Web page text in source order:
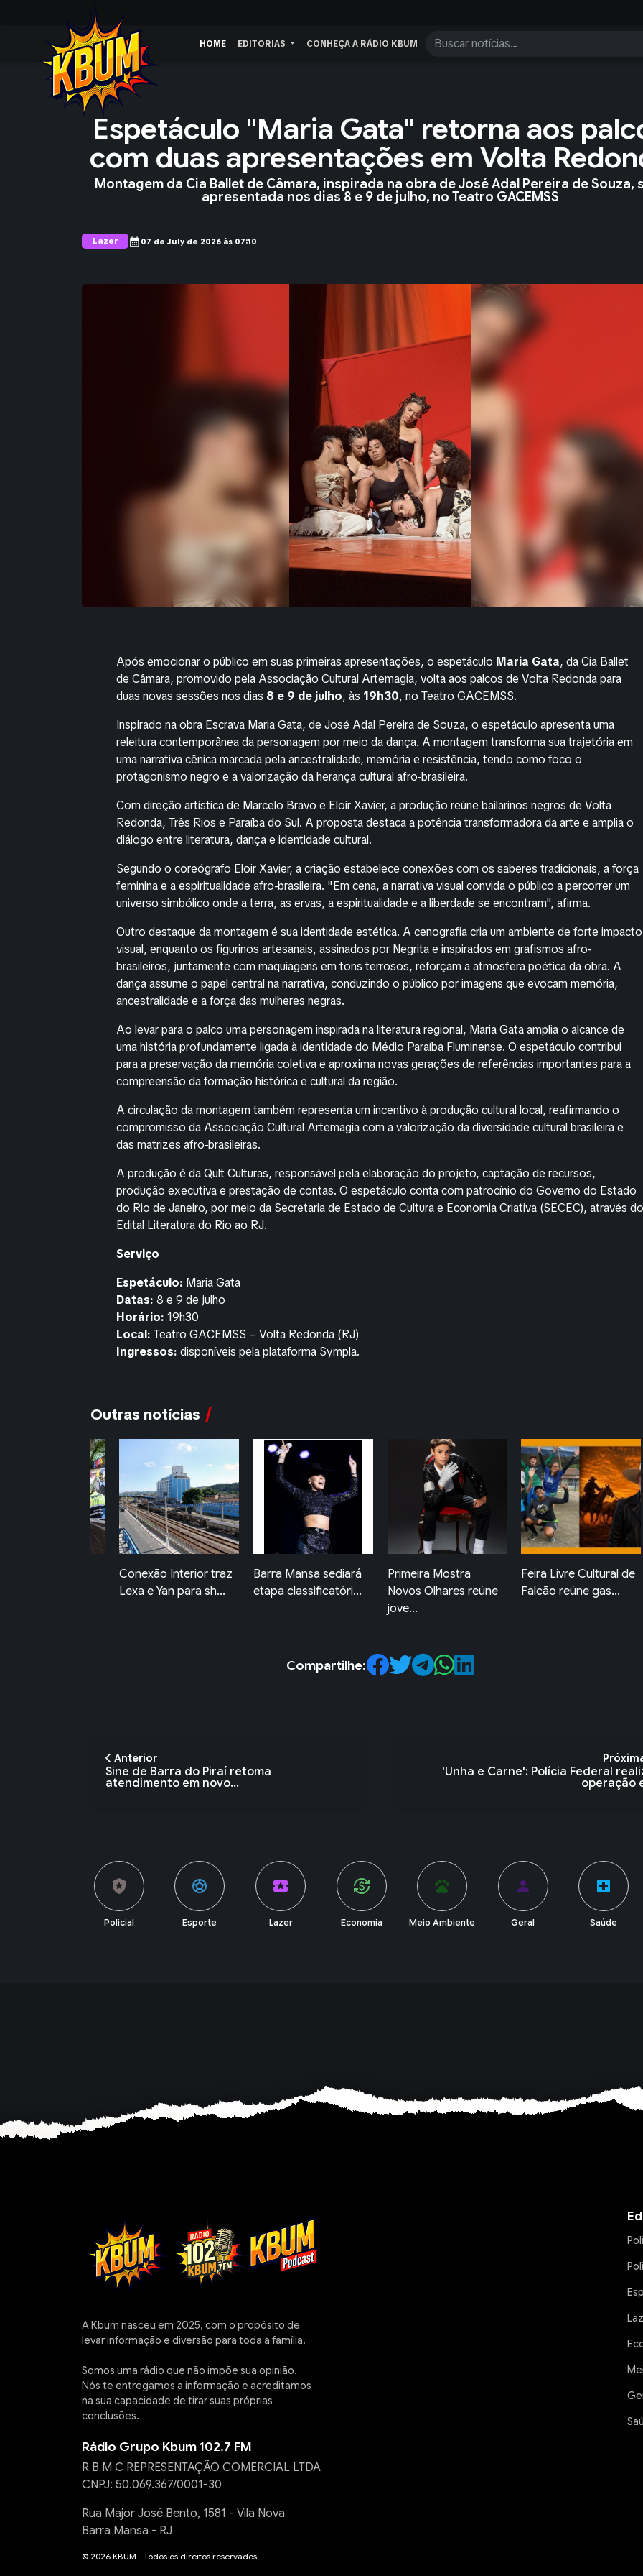
HOME EDITORIAS CONHEÇA A RÁDIO KBUM
Espetáculo "Maria Gata" retorna aos
com duas apresentações em Volta
Montagem da Cia Ballet de Câmara, inspirada na obra de José Adal Pereira de Souza,
apresentada nos dias 8 e 9 de julho, no Teatro GACEMSS
Lazer calendar_month 07 de July de 2026 às 07:10
Após emocionar o público em suas primeiras apresentações, o espetáculo Maria Gata, da Cia Ballet
de Câmara, promovido pela Associação Cultural Artemagia, volta aos palcos de Volta Redonda para
duas novas sessões nos dias 8 e 9 de julho, às 19h30, no Teatro GACEMSS.
Inspirado na obra Escrava Maria Gata, de José Adal Pereira de Souza, o espetáculo apresenta uma
releitura contemporânea da personagem por meio da dança. A montagem transforma sua trajetória em
uma narrativa cênica marcada pela ancestralidade, memória e resistência, tendo como foco o
protagonismo negro e a valorização da herança cultural afro-brasileira.
Com direção artística de Marcelo Bravo e Eloir Xavier, a produção reúne bailarinos negros de Volta
Redonda, Três Rios e Paraíba do Sul. A proposta destaca a potência transformadora da arte e amplia o
diálogo entre literatura, dança e identidade cultural.
Segundo o coreógrafo Eloir Xavier, a criação estabelece conexões com os saberes tradicionais, a força
feminina e a espiritualidade afro-brasileira. "Em cena, a narrativa visual convida o público a percorrer um
universo simbólico onde a terra, as ervas, a espiritualidade e a liberdade se encontram", afirma.
Outro destaque da montagem é sua identidade estética. A cenografia cria um ambiente de forte impacto
visual, enquanto os figurinos artesanais, assinados por Negrita e inspirados em grafismos afro-
brasileiros, juntamente com maquiagens em tons terrosos, reforçam a atmosfera poética da obra. A
dança assume o papel central na narrativa, conduzindo o público por imagens que evocam memória,
ancestralidade e a força das mulheres negras.
Ao levar para o palco uma personagem inspirada na literatura regional, Maria Gataamplia o alcance de
uma história profundamente ligada à identidade do Médio Paraíba Fluminense. O espetáculo contribui
para a preservação da memória coletiva e aproxima novas gerações de referências importantes para a
compreensão da formação histórica e cultural da região.
A circulação da montagem também representa um incentivo à produção cultural local, reafirmando o
compromisso da Associação Cultural Artemagia com a valorização da diversidade cultural brasileira e
das matrizes afro-brasileiras.
A produção é da Qult Culturas, responsável pela elaboração do projeto, captação de recursos,
produção executiva e prestação de contas. O espetáculo conta com patrocínio do Governo do Estado
do Rio de Janeiro, por meio da Secretaria de Estado de Cultura e Economia Criativa (SECEC), através do
Edital Literatura do Rio ao RJ.
Serviço
Espetáculo: Maria Gata
Datas: 8 e 9 de julho
Horário: 19h30
Local: Teatro GACEMSS – Volta Redonda (RJ)
Ingressos: disponíveis pela plataforma Sympla.
Outras notícias
Barra Mansa sediará
etapa classificatóri...
Primeira Mostra
Novos Olhares reúne
Feira Livre Cultural de
Falcão reúne gas...
FeirArte de Quatis
movimenta o Centro
Compartilhe:
Anterior
Sine de Barra do Piraí retoma
atendimento em novo...
'Unha e Carne': Polícia Federal
operação
sports_soccer
Esporte
local_activity
Lazer
currency_exchange
Economia
pets
Meio Ambiente
person
Geral
local_hospital
Saúde
account_balance
Política
A Kbum nasceu em 2025, com o propósito de
levar informação e diversão para toda a família.
Somos uma rádio que não impõe sua opinião.
Nós te entregamos a informação e acreditamos
na sua capacidade de tirar suas próprias
conclusões.
Rádio Grupo Kbum 102.7 FM
R B M C REPRESENTAÇÃO COMERCIAL LTDA
CNPJ: 50.069.367/0001-30
Rua Major José Bento, 1581 - Vila Nova
Barra Mansa - RJ
© 2026 KBUM - Todos os direitos reservados